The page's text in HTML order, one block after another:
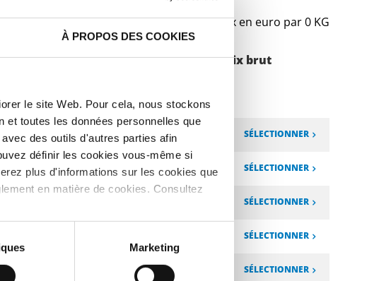
À PROPOS DES COOKIES
le site Web. Pour cela, nous stockons
et toutes les données personnelles que
des outils d'autres parties afin
définir les cookies vous-même si
plus d'informations sur les cookies que
en matière de cookies. Consultez
Marketing
Prix en euro par 0 KG
Poids des pièces en
Prix brut
SÉLECTIONNER
SÉLECTIONNER
SÉLECTIONNER
SÉLECTIONNER
SÉLECTIONNER